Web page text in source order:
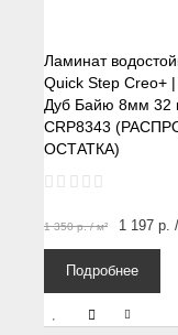
Ламинат
Quick Step Creo+
Дуб Байю 8мм 32
CRP8343
ОСТАТКА)
1 350р./ м² 1 197 р.
Подробнее